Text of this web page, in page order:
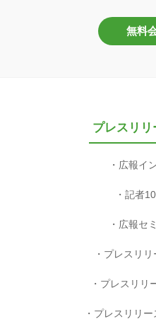
無料
プレスリリ
広報イ
記者
広報セ
プレスリ
プレスリリ
プレスリリ